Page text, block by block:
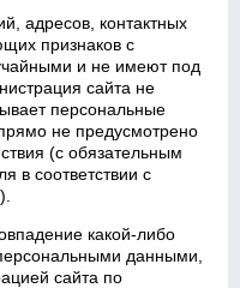
адресов, контактных
признаков с
и не имеют под
сайта не
персональные
не предусмотрено
(с обязательным
в соответствии с
какой‑либо
данными,
сайта по